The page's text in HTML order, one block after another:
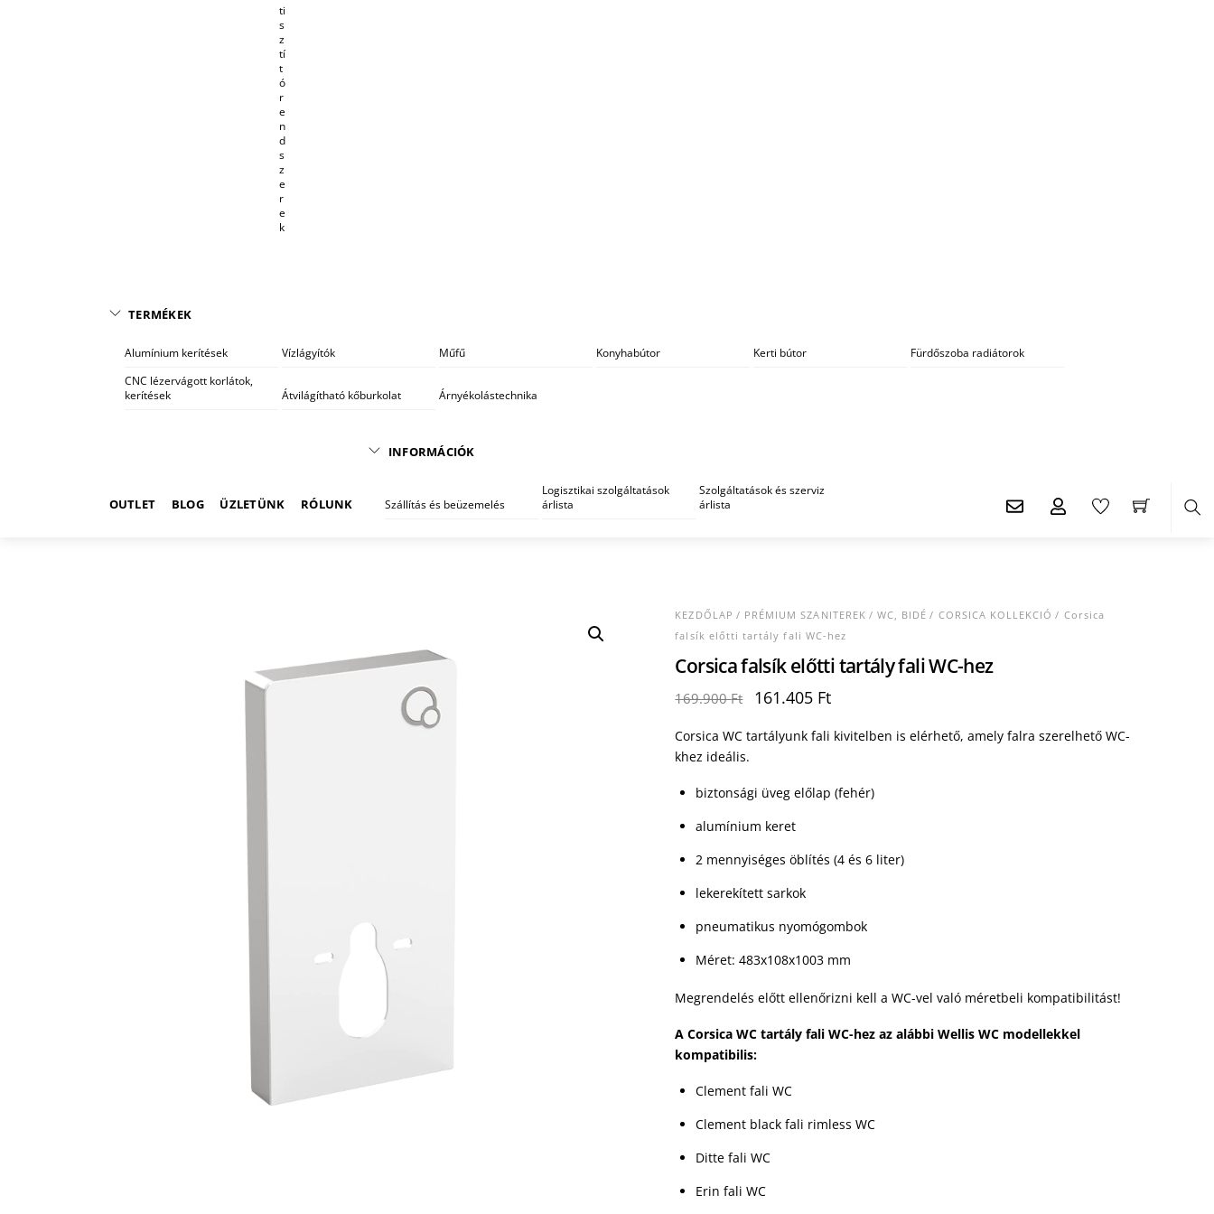
ti
s
z
tí
t
ó
r
e
n
d
s
z
e
r
e
k
TERMÉKEK
Alumínium kerítések Vízlágyítók Műfű Konyhabútor Kerti bútor
Fürdőszoba radiátorok
CNC lézervágott korlátok,
kerítések
Átvilágítható kőburkolat Árnyékolástechnika
OUTLET BLOG ÜZLETÜNK RÓLUNK
INFORMÁCIÓK
Szállítás és beüzemelés
Logisztikai szolgáltatások
árlista
Szolgáltatások és szerviz
árlista
KEZDŐLAP / PRÉMIUM SZANITEREK/WC, BIDÉ / CORSICA KOLLEKCIÓ / Corsica
falsík előtti tartály fali WC-hez
Corsica falsík előtti tartály fali WC-hez
169.900Ft
Original
was:
161.405 FtCurrent
is:
Corsica WC tartályunk fali kivitelben is elérhető, amely falra szerelhető WC-
khez ideális.
biztonsági üveg előlap (fehér)
alumínium keret
2 mennyiséges öblítés (4 és 6 liter)
lekerekített sarkok
pneumatikus nyomógombok
Méret: 483x108x1003 mm
Megrendelés előtt ellenőrizni kell a WC-vel való méretbeli kompatibilitást!
A Corsica WC tartály fali WC-hez az alábbi Wellis WC modellekkel
kompatibilis:
Clement fali WC
Clement black fali rimless WC
Ditte fali WC
Erin fali WC